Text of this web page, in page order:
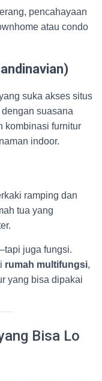
pencahayaan
atau condo
suka akses situs
dengan suasana
kombinasi furnitur
indoor.
ramping dan
tua yang
juga fungsi.
rumah multifungsi,
yang bisa dipakai
Bisa Lo